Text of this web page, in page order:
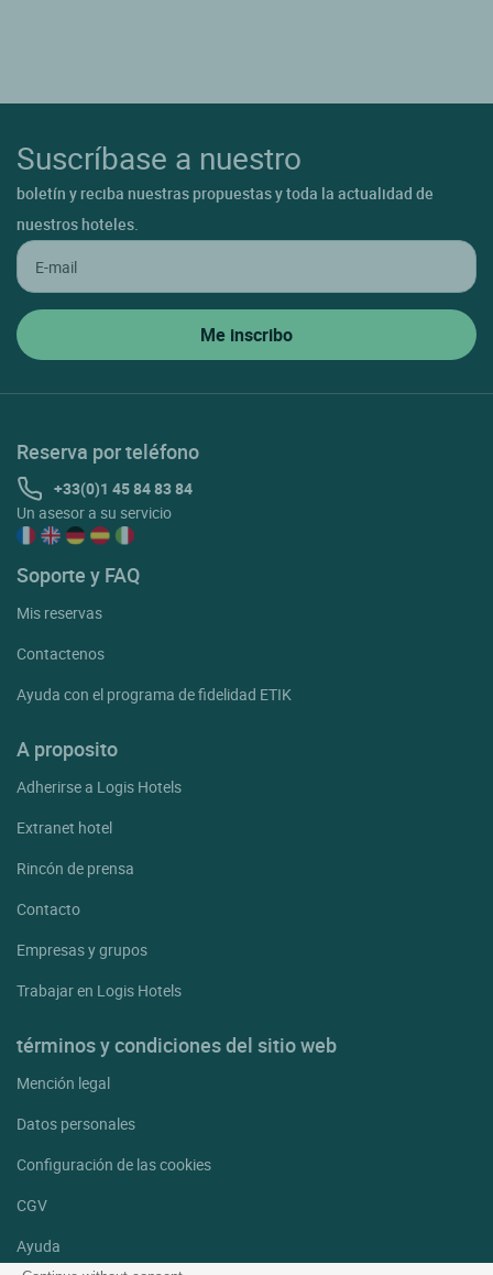
Suscríbase a nuestro
boletín y reciba nuestras propuestas y toda la actualidad de
nuestros hoteles.
Reserva por teléfono
+33(0)1 45 84 83 84
Un asesor a su servicio
Soporte y FAQ
Mis reservas
Contactenos
Ayuda con el programa de fidelidad ETIK
A proposito
Adherirse a Logis Hotels
Extranet hotel
Rincón de prensa
Contacto
Empresas y grupos
Trabajar en Logis Hotels
términos y condiciones del sitio web
Mención legal
Datos personales
Configuración de las cookies
CGV
Ayuda